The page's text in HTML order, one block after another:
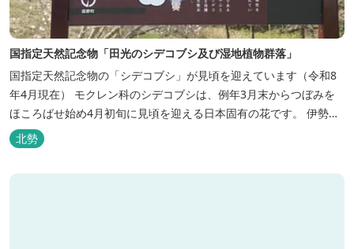
国指定天然記念物「田光のシデコブシ及び湿地植物群落」
国指定天然記念物の「シデコブシ」が見頃を迎えています（令和8
年4月現在） モクレン科のシデコブシは、例年3月末からつぼみを
ほころばせ始め4月初旬に見頃を迎える日本固有の花です。 伊勢湾
周辺の狭い範囲に自生するシデコブシは、三重県内ではいなべ市、
菰野町、四日市市などの北勢地方に見られ これらの自生地は日本に
おけるシデコブシ天然分布の西の端にあたります。 約500万年前に
北勢